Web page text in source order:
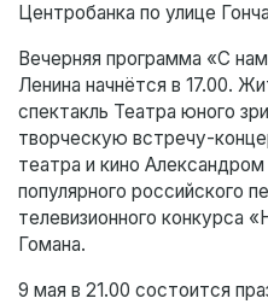
Центробанка по улице
Вечерняя программа «С
Ленина начнётся в 17.00.
спектакль Театра юного
творческую встречу-
театра и кино
популярного российского
телевизионного конкурса
Гомана.
9 мая в 21.00 состоится